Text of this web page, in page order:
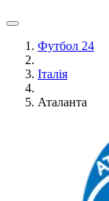
Футбол 24
Італія
Аталанта